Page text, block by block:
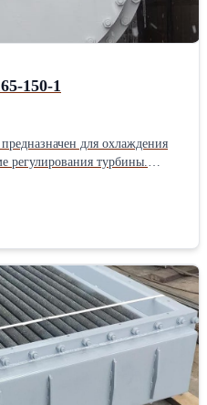
150-1
для охлаждения
регулирования турбины.
воде до 37 ºС.
Собственное